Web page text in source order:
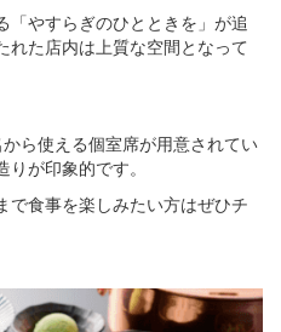
「やすらぎのひとときを」が追
れた店内は上質な空間となって
ら使える個室席が用意されてい
が印象的です。
で食事を楽しみたい方はぜひチ